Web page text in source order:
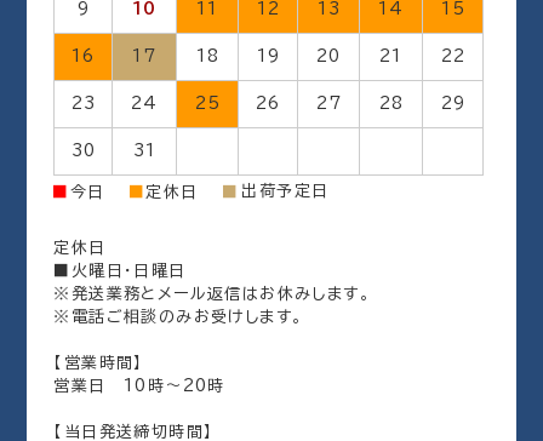
9 10 11 12 13 14 15
16 17 18 19 20 21 22
23 24 25 26 27 28 29
30 31
今日 定休日 出荷予定日
定休日
■火曜日・日曜日
※発送業務とメール返信はお休みします。
※電話ご相談のみお受けします。
【営業時間】
営業日 10時～20時
【当日発送締切時間】